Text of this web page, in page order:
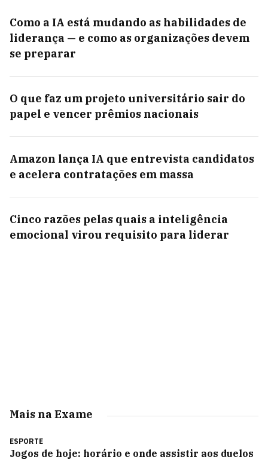
Como a IA está mudando as habilidades de
liderança — e como as organizações devem
se preparar
O que faz um projeto universitário sair do
papel e vencer prêmios nacionais
Amazon lança IA que entrevista candidatos
e acelera contratações em massa
Cinco razões pelas quais a inteligência
emocional virou requisito para liderar
Mais na Exame
ESPORTE
Jogos de hoje: horário e onde assistir aos duelos